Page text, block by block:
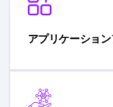
アプリケーショ